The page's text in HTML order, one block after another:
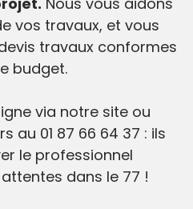
vos travaux, et vous
travaux conformes
budget.
via notre site ou
au 01 87 66 64 37 : ils
le professionnel
dans le 77 !